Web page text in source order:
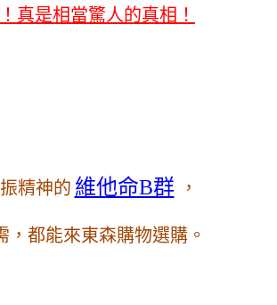
真是相當驚人的真相！
精神的 維他命B群 ，
，都能來東森購物選購。